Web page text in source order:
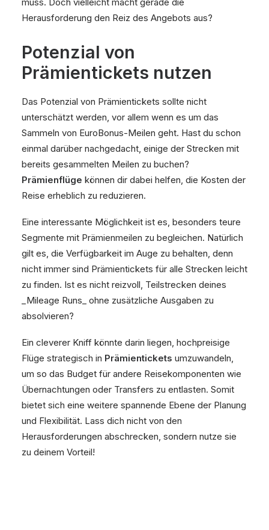
Herausforderung den Reiz des Angebots aus?
Potenzial von
Prämientickets nutzen
Das Potenzial von Prämientickets sollte nicht
unterschätzt werden, vor allem wenn es um das
Sammeln von EuroBonus-Meilen geht. Hast du schon
einmal darüber nachgedacht, einige der Strecken mit
bereits gesammelten Meilen zu buchen?
Prämienflüge können dir dabei helfen, die Kosten der
Reise erheblich zu reduzieren.
Eine interessante Möglichkeit ist es, besonders teure
Segmente mit Prämienmeilen zu begleichen. Natürlich
gilt es, die Verfügbarkeit im Auge zu behalten, denn
nicht immer sind Prämientickets für alle Strecken leicht
zu finden. Ist es nicht reizvoll, Teilstrecken deines
_Mileage Runs_ ohne zusätzliche Ausgaben zu
absolvieren?
Ein cleverer Kniff könnte darin liegen, hochpreisige
Flüge strategisch in Prämientickets umzuwandeln,
um so das Budget für andere Reisekomponenten wie
Übernachtungen oder Transfers zu entlasten. Somit
bietet sich eine weitere spannende Ebene der Planung
und Flexibilität. Lass dich nicht von den
Herausforderungen abschrecken, sondern nutze sie
zu deinem Vorteil!